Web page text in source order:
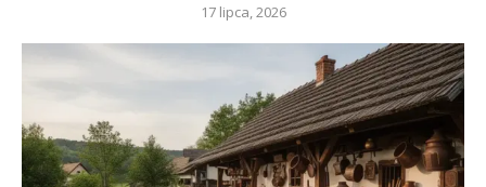
17 lipca, 2026